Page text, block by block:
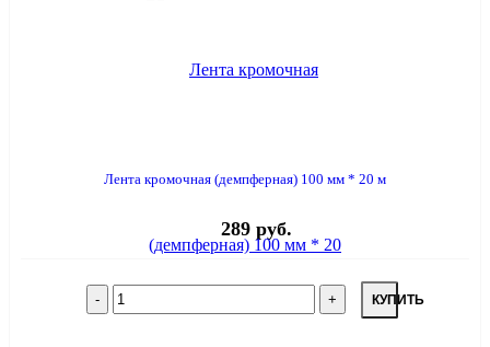
Лента кромочная (демпферная) 100 мм * 20 м
289 руб.
КУПИТЬ